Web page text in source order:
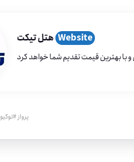
هتل تیکتWebsite
پرواز#توکیو